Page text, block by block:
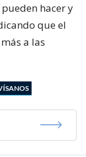
hacer y
que el
a las